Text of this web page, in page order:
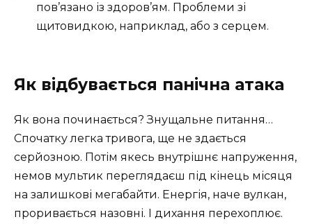
пов’язано із здоров’ям. Проблеми зі
щитовидкою, наприклад, або з серцем.
Як відбувається панічна атака
Як вона починається? Знущальне питання…
Спочатку легка тривога, ще не здається
серйозною. Потім якесь внутрішнє напруження,
немов мультик переглядаєш під кінець місяця
на залишкові мегабайти. Енергія, наче вулкан,
проривається назовні. І дихання перехоплює.